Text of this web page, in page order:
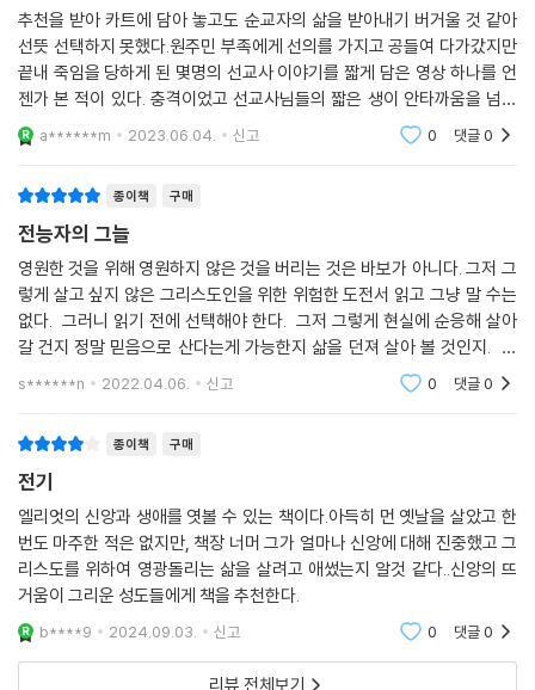
추천을 받아 카트에 담아 놓고도 순교자의 삶을 받아내기 버거울 것 같아
선뜻 선택하지 못했다.원주민 부족에게 선의를 가지고 공들여 다가갔지만
끝내 죽임을 당하게 된 몇명의 선교사 이야기를 짧게 담은 영상 하나를 언
젠가 본 적이 있다. 충격이었고 선교사님들의 짧은 생이 안타까움을 넘어
많이 아팠다. 아마도 그들의 이야기인 것 같아서 다시 대면 하기가 부담스
러웠던 것 같다.
a******m 2023.06.04. 신고 0 댓글0
종이책 구매
전능자의 그늘
영원한 것을 위해 영원하지 않은 것을 버리는 것은 바보가 아니다. 그저 그
렇게 살고 싶지 않은 그리스도인을 위한 위험한 도전서 읽고 그냥 말 수는
없다. 그러니 읽기 전에 선택해야 한다. 그저 그렇게 현실에 순응해 살아
갈 건지 정말 믿음으로 산다는게 가능한지 삶을 던져 살아 볼 것인지. 그
뜨거운 질문 앞에 정직하게 살아냈던 짐 엘리엇의 삶을 본다면 이 책을 덮
s******n 2022.04.06. 신고 0 댓글0
종이책 구매
전기
엘리엇의 신앙과 생애를 엿볼 수 있는 책이다.아득히 먼 옛날을 살았고 한
번도 마주한 적은 없지만, 책장 너머 그가 얼마나 신앙에 대해 진중했고 그
리스도를 위하여 영광돌리는 삶을 살려고 애썼는지 알것 같다..신앙의 뜨
거움이 그리운 성도들에게 책을 추천한다.
b****9 2024.09.03. 신고 0 댓글0
리뷰 전체보기